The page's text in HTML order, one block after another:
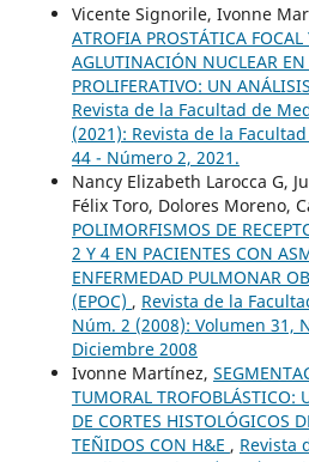
Vicente Signorile, Ivonne
ATROFIA PROSTÁTICA FOCAL
AGLUTINACIÓN NUCLEAR
PROLIFERATIVO: UN
Revista de la Facultad de
(2021): Revista de la
44 - Número 2, 2021.
Nancy Elizabeth Larocca G,
Félix Toro, Dolores Moreno,
POLIMORFISMOS DE
2 Y 4 EN PACIENTES CON
ENFERMEDAD PULMONAR
(EPOC) , Revista de la
Núm. 2 (2008): Volumen 31,
Diciembre 2008
Ivonne Martínez,
TUMORAL TROFOBLÁSTICO:
DE CORTES HISTOLÓGICOS
TEÑIDOS CON H&E , Revista